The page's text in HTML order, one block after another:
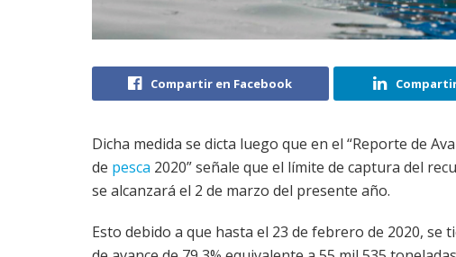
Compartir en Facebook
Dicha medida se dicta luego que en el “Reporte de
de pesca 2020” señale que el límite de captura del
se alcanzará el 2 de marzo del presente año.
Esto debido a que hasta el 23 de febrero de 2020, se